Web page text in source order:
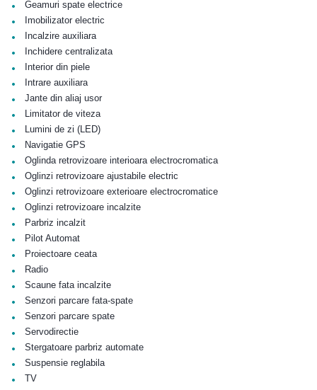
• Geamuri spate electrice
• Imobilizator electric
• Incalzire auxiliara
• Inchidere centralizata
• Interior din piele
• Intrare auxiliara
• Jante din aliaj usor
• Limitator de viteza
• Lumini de zi (LED)
• Navigatie GPS
• Oglinda retrovizoare interioara electrocromatica
• Oglinzi retrovizoare ajustabile electric
• Oglinzi retrovizoare exterioare electrocromatice
• Oglinzi retrovizoare incalzite
• Parbriz incalzit
• Pilot Automat
• Proiectoare ceata
• Radio
• Scaune fata incalzite
• Senzori parcare fata-spate
• Senzori parcare spate
• Servodirectie
• Stergatoare parbriz automate
• Suspensie reglabila
• TV